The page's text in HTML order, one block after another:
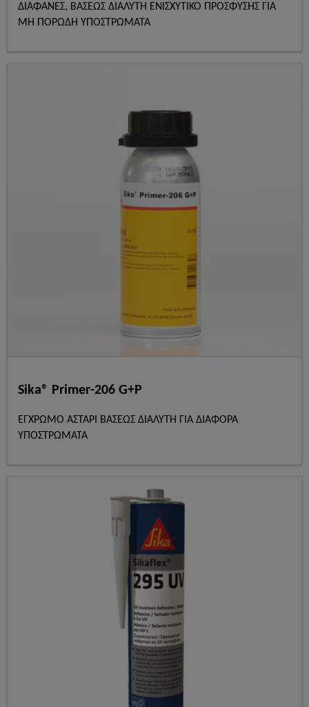
ΔΙΑΦΑΝΕΣ, ΒΑΣΕΩΣ ΔΙΑΛΥΤΗ ΕΝΙΣΧΥΤΙΚΟ ΠΡΟΣΦΥΣΗΣ ΓΙΑ
ΜΗ ΠΟΡΩΔΗ ΥΠΟΣΤΡΩΜΑΤΑ
Sika® Primer-206 G+P
ΕΓΧΡΩΜΟ ΑΣΤΑΡΙ ΒΑΣΕΩΣ ΔΙΑΛΥΤΗ ΓΙΑ ΔΙΑΦΟΡΑ
ΥΠΟΣΤΡΩΜΑΤΑ